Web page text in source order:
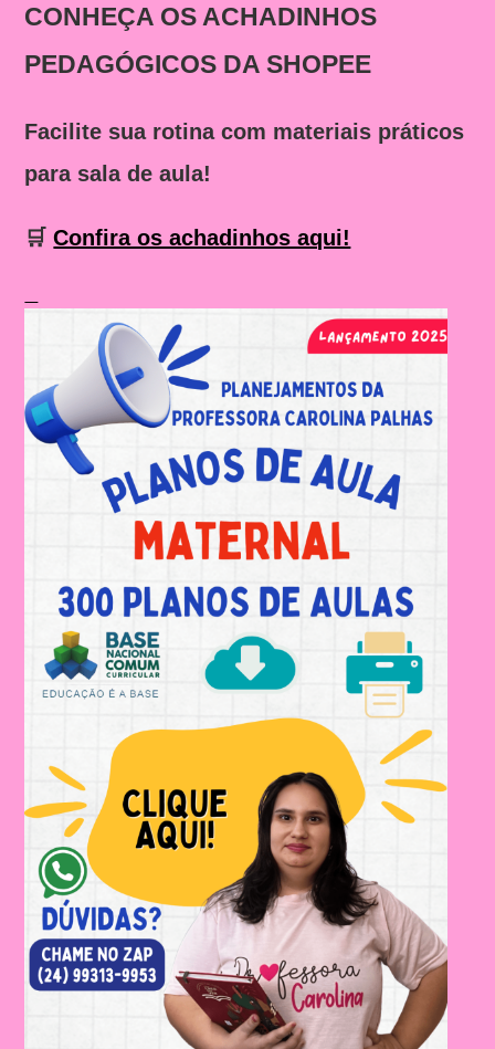
CONHEÇA OS ACHADINHOS
PEDAGÓGICOS DA SHOPEE
Facilite sua rotina com materiais práticos
para sala de aula!
🛒Confira os achadinhos aqui!